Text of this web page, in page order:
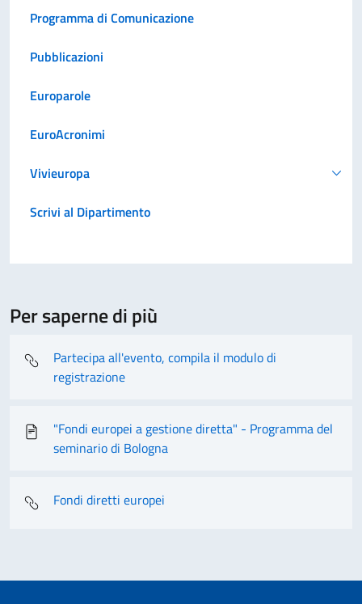
Programma di Comunicazione
Pubblicazioni
Europarole
EuroAcronimi
Vivieuropa
Scrivi al Dipartimento
Per saperne di più
Partecipa all'evento, compila il modulo di
registrazione
"Fondi europei a gestione diretta" - Programma del
seminario di Bologna
Fondi diretti europei